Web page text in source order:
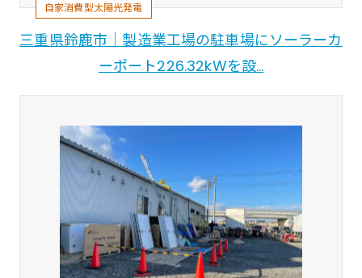
自家消費型太陽光発電
三重県鈴鹿市｜製造業工場の駐車場にソーラーカ
ーポート226.32kWを設…